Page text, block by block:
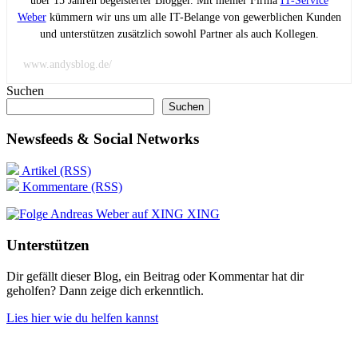
Weberkümmern wir uns um alle IT-Belange von gewerblichen Kunden
und unterstützen zusätzlich sowohl Partner als auch Kollegen.
www.andysblog.de/
Suchen
Suchen
Newsfeeds & Social Networks
Artikel (RSS)
Kommentare (RSS)
XING
Unterstützen
Dir gefällt dieser Blog, ein Beitrag oder Kommentar hat dir
geholfen? Dann zeige dich erkenntlich.
Lies hier wie du helfen kannst